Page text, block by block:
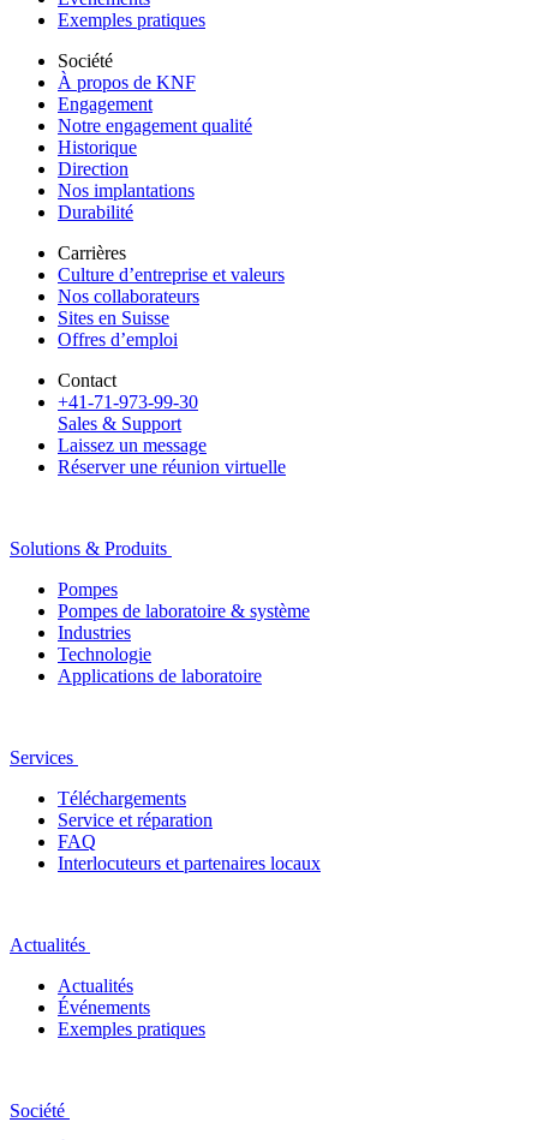
Exemples pratiques
Société
À propos de KNF
Engagement
Notre engagement qualité
Historique
Direction
Nos implantations
Durabilité
Carrières
Culture d’entreprise et valeurs
Nos collaborateurs
Sites en Suisse
Offres d’emploi
Contact
+41-71-973-99-30
Sales & Support
Laissez un message
Réserver une réunion virtuelle
Solutions & Produits
Pompes
Pompes de laboratoire & système
Industries
Technologie
Applications de laboratoire
Services
Téléchargements
Service et réparation
FAQ
Interlocuteurs et partenaires locaux
Actualités
Actualités
Événements
Exemples pratiques
Société